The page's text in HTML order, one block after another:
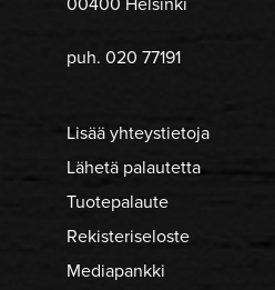
puh. 020 77191
Lisää yhteystietoja
Lähetä palautetta
Tuotepalaute
Rekisteriseloste
Mediapankki